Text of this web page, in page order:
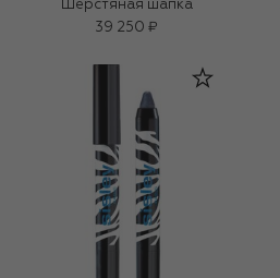
Шерстяная шапка
39 250 ₽